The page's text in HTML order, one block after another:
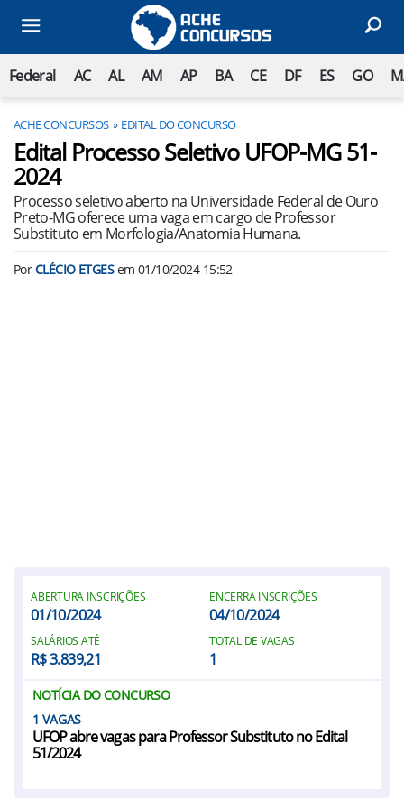
Federal AC AL AM AP BA CE DF ES GO
ACHE CONCURSOS EDITAL DO CONCURSO
Edital Processo Seletivo UFOP-MG 51-
2024
Processo seletivo aberto na Universidade Federal de Ouro
Preto-MG oferece uma vaga em cargo de Professor
Substituto em Morfologia/Anatomia Humana.
PorCLÉCIO ETGESem 01/10/2024 15:52
ABERTURA INSCRIÇÕES
01/10/2024
ENCERRA INSCRIÇÕES
04/10/2024
SALÁRIOS ATÉ
R$ 3.839,21
TOTAL DE VAGAS
1
NOTÍCIA DO CONCURSO
1
UFOP abre vagas para Professor Substituto no Edital
51/2024